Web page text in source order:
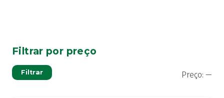
Filtrar por preço
Filtrar Preço: —